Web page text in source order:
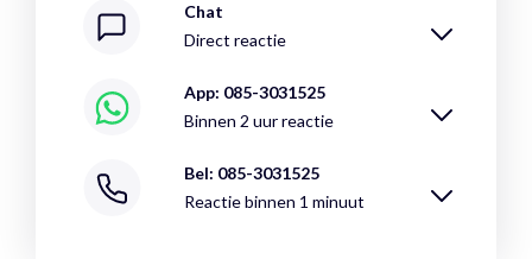
Chat
Direct reactie
App: 085-3031525
Binnen 2 uur reactie
Bel: 085-3031525
Reactie binnen 1 minuut